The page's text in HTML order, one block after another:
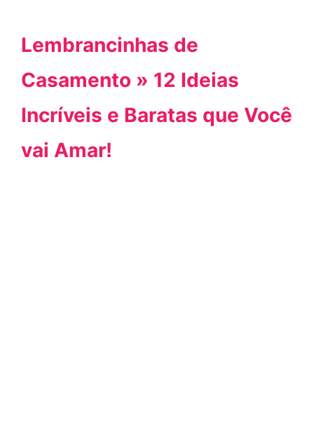
Lembrancinhas de
Casamento » 12 Ideias
Incríveis e Baratas que Você
vai Amar!